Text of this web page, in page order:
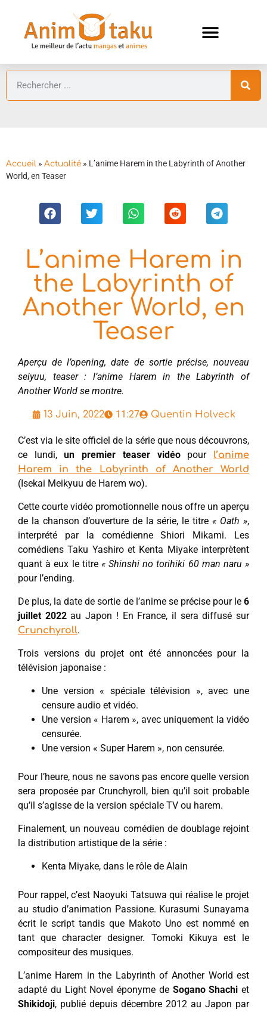
Accueil » Actualité » L’anime Harem in the Labyrinth of Another
World, en Teaser
L’anime Harem in
the Labyrinth of
Another World, en
Teaser
Aperçu de l’opening, date de sortie précise, nouveau
seiyuu, teaser : l’anime Harem in the Labyrinth of
Another World se montre.
13 Juin, 2022 11:27 Quentin Holveck
C’est via le site officiel de la série que nous découvrons,
ce lundi,un premier teaser vidéopour l’anime
Harem in the Labyrinth of Another World
(Isekai Meikyuu de Harem wo).
Cette courte vidéo promotionnelle nous offre un aperçu
de la chanson d’ouverture de la série, le titre« Oath »,
interprété par la comédienne Shiori Mikami. Les
comédiens Taku Yashiro et Kenta Miyake interprètent
quant à eux le titre « Shinshi no torihiki 60 man naru »
pour l’ending.
De plus, la date de sortie de l’anime se précise pour le 6
juillet 2022au Japon ! En France, il sera diffusé sur
Crunchyroll.
Trois versions du projet ont été annoncées pour la
télévision japonaise :
Une version « spéciale télévision », avec une
censure audio et vidéo.
Une version « Harem », avec uniquement la vidéo
censurée.
Une version « Super Harem », non censurée.
Pour l’heure, nous ne savons pas encore quelle version
sera proposée par Crunchyroll, bien qu’il soit probable
qu’il s’agisse de la version spéciale TV ou harem.
Finalement, un nouveau comédien de doublage rejoint
la distribution artistique de la série :
Kenta Miyake, dans le rôle de Alain
Pour rappel, c’est Naoyuki Tatsuwa qui réalise le projet
au studio d’animation Passione. Kurasumi Sunayama
écrit le script tandis que Makoto Uno est nommé en
tant que character designer. Tomoki Kikuya est le
compositeur des musiques.
L’anime Harem in the Labyrinth of Another World est
adapté du Light Novel éponyme de Sogano Shachi et
Shikidoji, publié depuis décembre 2012 au Japon par